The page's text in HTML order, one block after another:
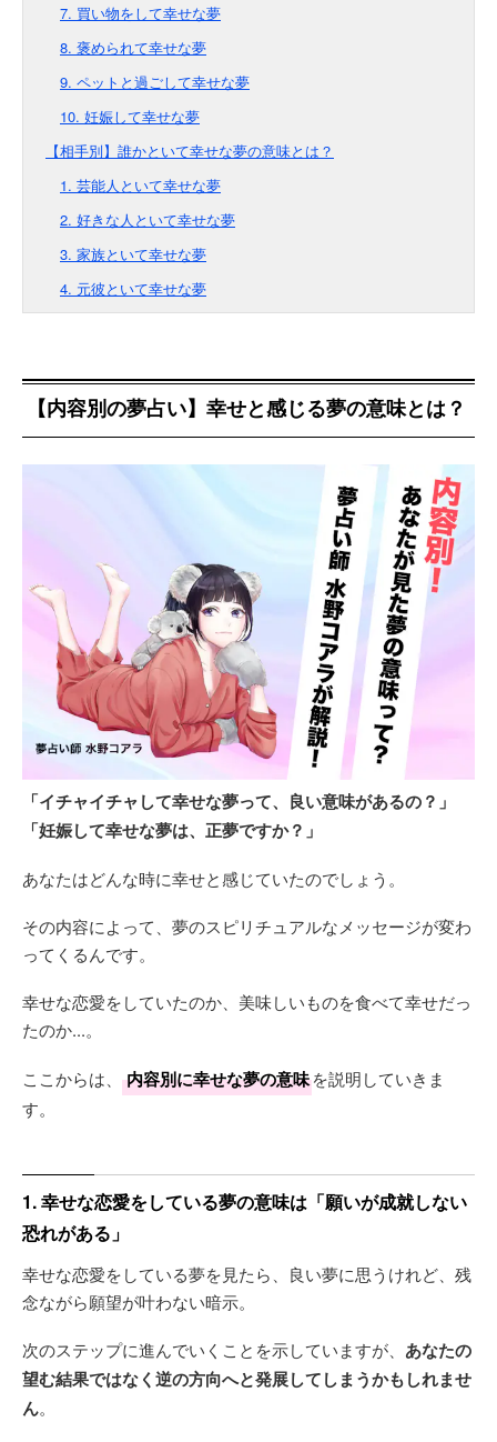
7. 買い物をして幸せな夢
8. 褒められて幸せな夢
9. ペットと過ごして幸せな夢
10. 妊娠して幸せな夢
【相手別】誰かといて幸せな夢の意味とは？
1. 芸能人といて幸せな夢
2. 好きな人といて幸せな夢
3. 家族といて幸せな夢
4. 元彼といて幸せな夢
【内容別の夢占い】幸せと感じる夢の意味とは？
「イチャイチャして幸せな夢って、良い意味があるの？」
「妊娠して幸せな夢は、正夢ですか？」
あなたはどんな時に幸せと感じていたのでしょう。
その内容によって、夢のスピリチュアルなメッセージが変わ
ってくるんです。
幸せな恋愛をしていたのか、美味しいものを食べて幸せだっ
たのか...。
ここからは、 内容別に幸せな夢の意味を説明していきま
す。
1. 幸せな恋愛をしている夢の意味は「願いが成就しない
恐れがある」
幸せな恋愛をしている夢を見たら、良い夢に思うけれど、残
念ながら願望が叶わない暗示。
次のステップに進んでいくことを示していますが、 あなたの
望む結果ではなく逆の方向へと発展してしまうかもしれませ
ん。